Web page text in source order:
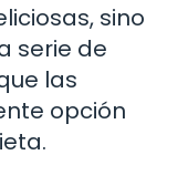
sino
serie de
las
opción